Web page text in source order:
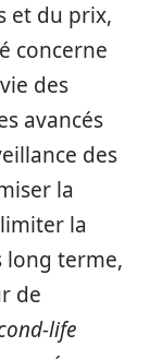
et du prix,
concerne
des
avancés
des
la
la
long terme,
de
life